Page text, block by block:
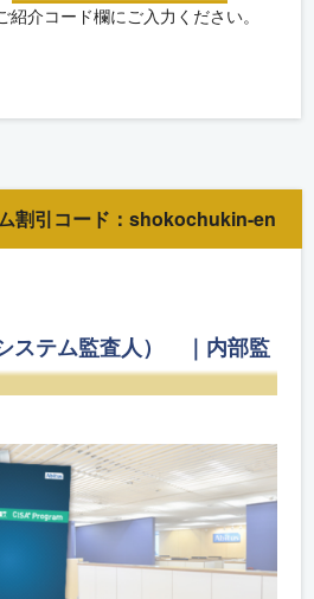
紹介コード欄にご入力ください。
割引コード：shokochukin-en
ステム監査人） ｜内部監